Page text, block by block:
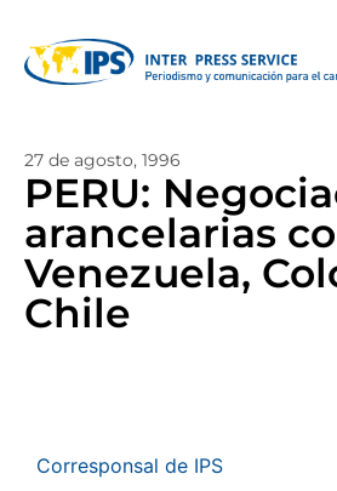
27 de agosto, 1996
PERU:
arancelarias
Venezuela,
Chile
Corresponsal de IPS